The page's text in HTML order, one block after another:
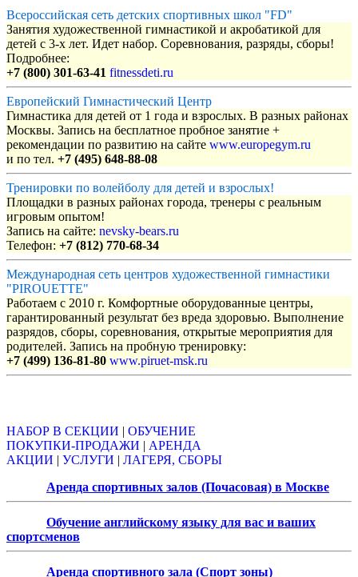
Всероссийская сеть детских спортивных школ "FD"
Занятия художественной гимнастикой и акробатикой для
детей с 3-х лет. Идет набор. Соревнования, разряды, сборы!
Подробнее:
+7 (800) 301-63-41 fitnessdeti.ru
Европейский Гимнастический Центр
Гимнастика для детей от 1 года и взрослых. В разных районах
Москвы. Запись на бесплатное пробное занятие +
рекомендации по развитию на сайте www.europegym.ru
и по тел. +7 (495) 648-88-08
Тренировки по волейболу для детей и взрослых!
Площадки в разных районах города, тренеры с реальным
игровым опытом!
Запись на сайте: nevsky-bears.ru
Телефон: +7 (812) 770-68-34
Международная сеть центров художественной гимнастики
"PIROUETTE"
Работаем с 2010 г. Комфортные оборудованные центры,
гарантированный результат без вреда здоровью. Выполнение
разрядов, сборы, соревнования, открытые мероприятия для
родителей. Запись на пробную тренировку:
+7 (499) 136-81-80 www.piruet-msk.ru
НАБОР В СЕКЦИИ | ОБУЧЕНИЕ
ПОКУПКИ-ПРОДАЖИ | АРЕНДА
АКЦИИ | УСЛУГИ | ЛАГЕРЯ, СБОРЫ
Аренда спортивных залов (Почасовая) в Москве
Обучение английскому языку для вас и ваших
спортсменов
Аренда спортивного зала (Спорт зоны)